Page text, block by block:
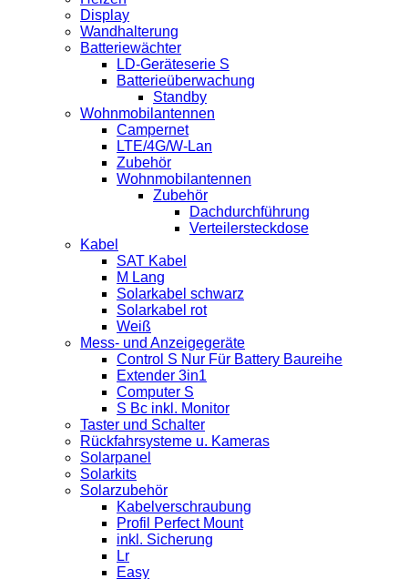
Display
Wandhalterung
Batteriewächter
LD-Geräteserie S
Batterieüberwachung
Standby
Wohnmobilantennen
Campernet
LTE/4G/W-Lan
Zubehör
Wohnmobilantennen
Zubehör
Dachdurchführung
Verteilersteckdose
Kabel
SAT Kabel
M Lang
Solarkabel schwarz
Solarkabel rot
Weiß
Mess- und Anzeigegeräte
Control S Nur Für Battery Baureihe
Extender 3in1
Computer S
S Bc inkl. Monitor
Taster und Schalter
Rückfahrsysteme u. Kameras
Solarpanel
Solarkits
Solarzubehör
Kabelverschraubung
Profil Perfect Mount
inkl. Sicherung
Lr
Easy